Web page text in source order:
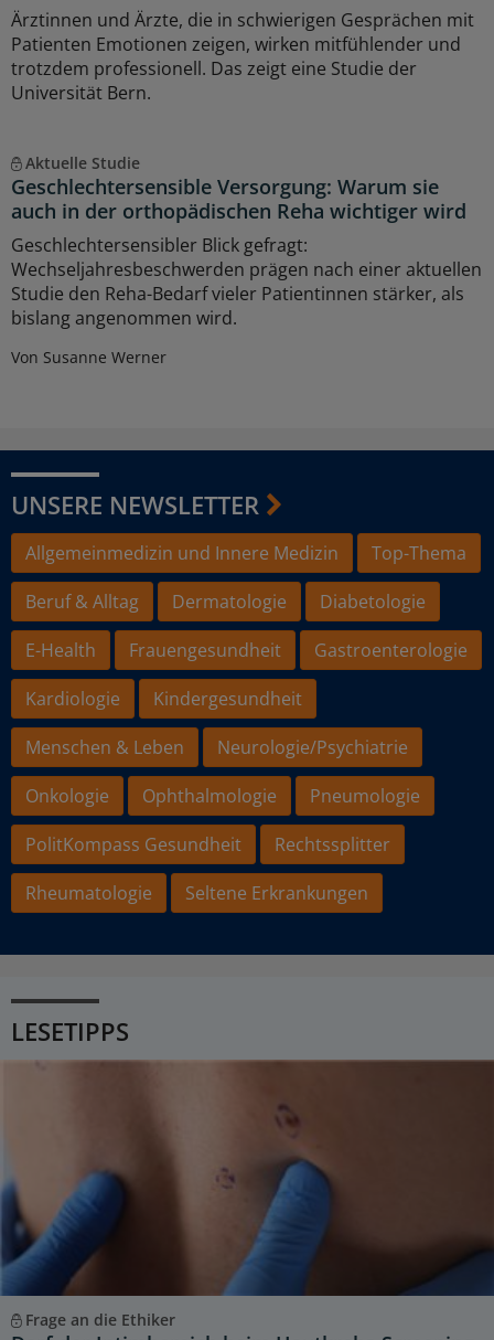
Ärztinnen und Ärzte, die in schwierigen Gesprächen mit
Patienten Emotionen zeigen, wirken mitfühlender und
trotzdem professionell. Das zeigt eine Studie der
Universität Bern.
Aktuelle Studie
Geschlechtersensible Versorgung: Warum sie
auch in der orthopädischen Reha wichtiger wird
Geschlechtersensibler Blick gefragt:
Wechseljahresbeschwerden prägen nach einer aktuellen
Studie den Reha-Bedarf vieler Patientinnen stärker, als
bislang angenommen wird.
Von Susanne Werner
UNSERE NEWSLETTER
Allgemeinmedizin und Innere Medizin
Top-Thema
Beruf & Alltag
Dermatologie
Diabetologie
E-Health
Frauengesundheit
Gastroenterologie
Kardiologie
Kindergesundheit
Menschen & Leben
Neurologie/Psychiatrie
Onkologie
Ophthalmologie
Pneumologie
PolitKompass Gesundheit
Rechtssplitter
Rheumatologie
Seltene Erkrankungen
LESETIPPS
Frage an die Ethiker